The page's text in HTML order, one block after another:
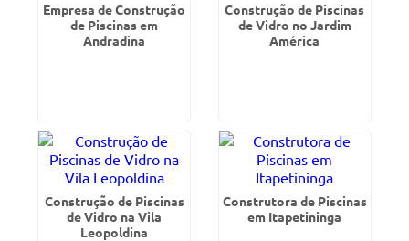
Empresa de Construção
de Piscinas em
Andradina
Construção de Piscinas
de Vidro no Jardim
América
Construção de Piscinas
de Vidro na Vila
Leopoldina
Construtora de Piscinas
em Itapetininga